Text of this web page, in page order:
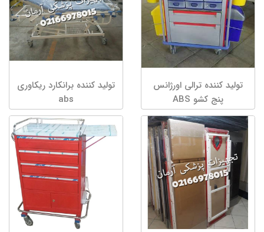
تولید کننده ترالی اورژانس
پنج کشو ABS
تولید کننده برانکارد ریکاوری
abs